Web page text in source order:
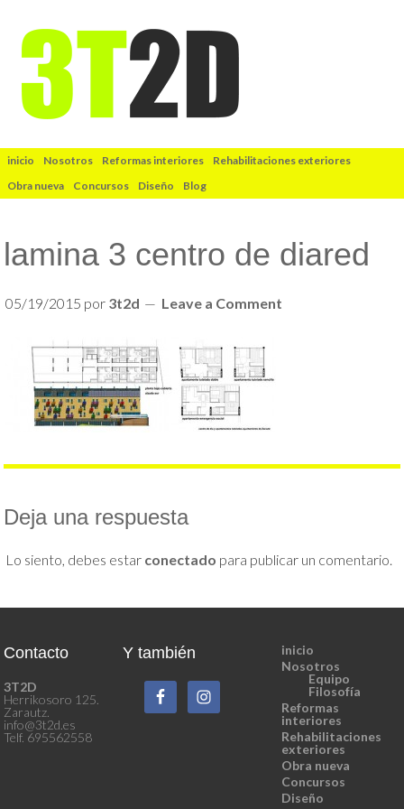
inicio Nosotros Reformas interiores
Rehabilitaciones exteriores
Obra nueva
Concursos Diseño Blog
lamina 3 centro de diared
05/19/2015 por 3t2d Leave a Comment
Deja una respuesta
Lo siento, debes estar conectado para publicar un comentario.
Contacto
3T2D
Herrikosoro 125.
Zarautz.
info@3t2d.es
Telf. 695562558
Y también
inicio
Nosotros
Equipo
Filosofía
Reformas
interiores
Rehabilitaciones
exteriores
Obra nueva
Concursos
Diseño